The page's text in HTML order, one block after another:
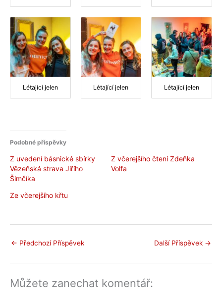
Létající jelen Létající jelen Létající jelen
Podobné příspěvky
Z uvedení básnické sbírky
Vězeňská strava Jiřího
Šimčíka
Z včerejšího čtení Zdeňka
Volfa
Ze včerejšího křtu
← Předchozí Příspěvek Další Příspěvek →
Můžete zanechat komentář: